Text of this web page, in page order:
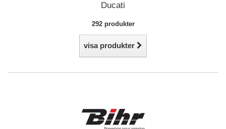
Ducati
292 produkter
visa produkter